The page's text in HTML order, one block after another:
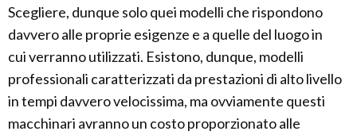
Scegliere, dunque solo quei modelli che rispondono
davvero alle proprie esigenze e a quelle del luogo in
cui verranno utilizzati. Esistono, dunque, modelli
professionali caratterizzati da prestazioni di alto livello
in tempi davvero velocissima, ma ovviamente questi
macchinari avranno un costo proporzionato alle